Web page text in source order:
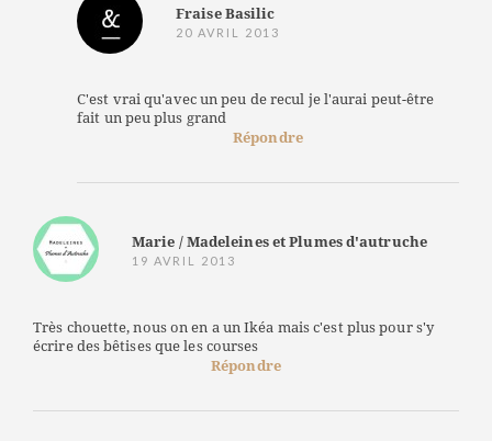
Fraise Basilic
20 AVRIL 2013
C'est vrai qu'avec un peu de recul je l'aurai peut-être
fait un peu plus grand
Répondre
Marie / Madeleines et Plumes d'autruche
19 AVRIL 2013
Très chouette, nous on en a un Ikéa mais c'est plus pour s'y
écrire des bêtises que les courses
Répondre